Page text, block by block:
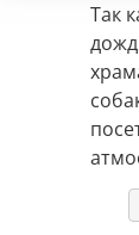
Так